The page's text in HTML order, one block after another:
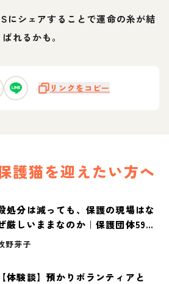
にシェアすることで運命の糸が結
ばれるかも。
リンクをコピー
護猫を迎えたい方へ
処分は減っても、保護の現場はな
厳しいままなのか｜保護団体59団
の実態調査【保護犬・保護猫白書
野芽子
【体験談】預かりボランティアと